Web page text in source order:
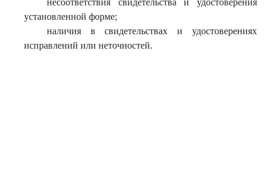
несоответствия свидетельства и удостоверения
установленной форме;
наличия в свидетельствах и удостоверениях
исправлений или неточностей.